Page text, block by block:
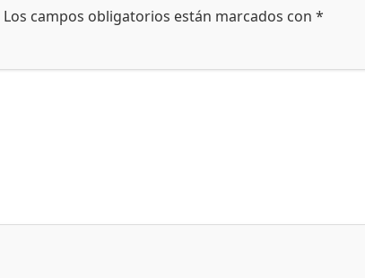
Los campos obligatorios están marcados con*